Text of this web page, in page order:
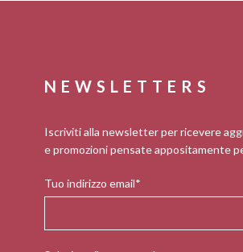
NEWSLETTERS
Iscriviti alla newsletter per ricevere
e promozioni pensate appositamente
Tuo indirizzo email*